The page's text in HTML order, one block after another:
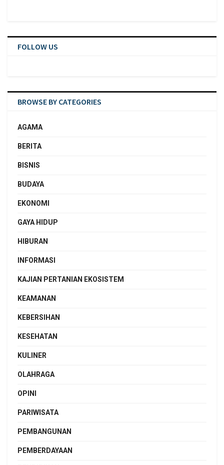
FOLLOW US
BROWSE BY CATEGORIES
AGAMA
BERITA
BISNIS
BUDAYA
EKONOMI
GAYA HIDUP
HIBURAN
INFORMASI
KAJIAN PERTANIAN EKOSISTEM
KEAMANAN
KEBERSIHAN
KESEHATAN
KULINER
OLAHRAGA
OPINI
PARIWISATA
PEMBANGUNAN
PEMBERDAYAAN